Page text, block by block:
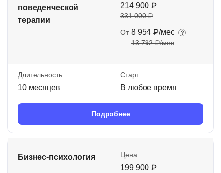
поведенческой
терапии
214 900 ₽
331 000 ₽
От 8 954 ₽/мес
13 792 ₽/мес
Длительность
10 месяцев
Старт
В любое время
Подробнее
Бизнес-психология Цена
199 900 ₽